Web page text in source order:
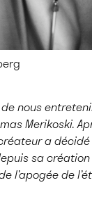
de nous
Merikoski.
a
sa
l’apogée de